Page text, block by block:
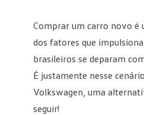
Comprar um carro novo é
dos fatores que
brasileiros se deparam
É justamente nesse
Volkswagen, uma
seguir!